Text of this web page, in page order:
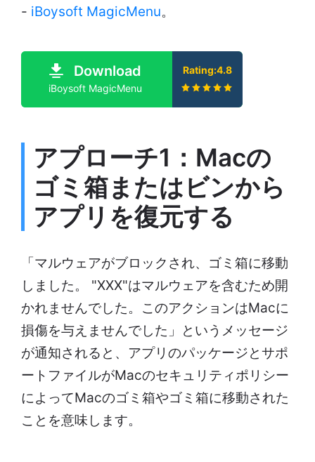
- iBoysoft MagicMenu。
Download
iBoysoft MagicMenu
Rating:4.8
アプローチ1：Macの
ゴミ箱またはビンから
アプリを復元する
「マルウェアがブロックされ、ゴミ箱に移動
しました。 "XXX"はマルウェアを含むため開
かれませんでした。このアクションはMacに
損傷を与えませんでした」というメッセージ
が通知されると、アプリのパッケージとサポ
ートファイルがMacのセキュリティポリシー
によってMacのゴミ箱やゴミ箱に移動された
ことを意味します。